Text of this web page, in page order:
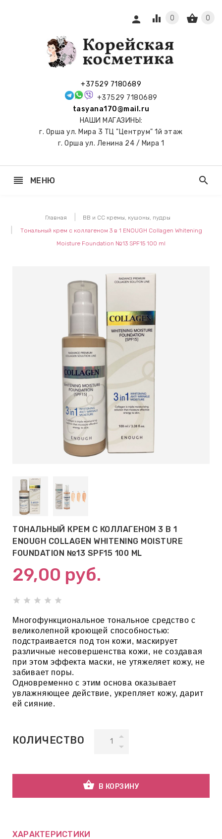
+37529 7180689
+37529 7180689
tasyana170@mail.ru
НАШИ МАГАЗИНЫ:
г. Орша ул. Мира 3 ТЦ "Центрум" 1й этаж
г. Орша ул. Ленина 24 / Мира 1
person shopping_basket 0
equalizer 0
reorder МЕНЮ
ТОНЕРЫ,
keyboard_arrow_right
keyboard_arrow_right
КРЕМЫ
ПАТЧИ
search
Главная
ВВ и СС кремы, кушоны, пудры
Тональный крем с коллагеном 3 в 1 ENOUGH Collagen Whitening
Moisture Foundation №13 SPF15 100 ml
ТОНАЛЬНЫЙ КРЕМ С КОЛЛАГЕНОМ 3 В 1
ENOUGH COLLAGEN WHITENING MOISTURE
FOUNDATION №13 SPF15 100 ML
29,00 руб.
Многофункциональное тональное средство с
великолепной кроющей способностью:
подстраивается под тон кожи, маскирует
различные несовершенства кожи, не создавая
при этом эффекта маски, не утяжеляет кожу, не
забивает поры.
Одновременно с этим основа оказывает
увлажняющее действие, укрепляет кожу, дарит
ей сияние.
КОЛИЧЕСТВО
shopping_basket В КОРЗИНУ
ХАРАКТЕРИСТИКИ